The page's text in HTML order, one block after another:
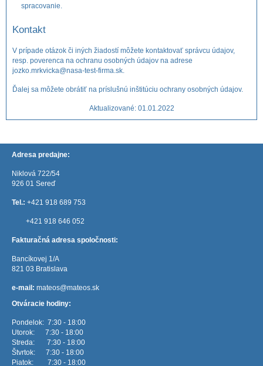
spracovanie.
Kontakt
V prípade otázok či iných žiadostí môžete kontaktovať správcu údajov,
resp. poverenca na ochranu osobných údajov na adrese
jozko.mrkvicka@nasa-test-firma.sk
Ďalej sa môžete obrátiť na príslušnú inštitúciu ochrany osobných údajov.
Aktualizované: 01.01.2022
Adresa predajne:
Niklová 722/54
926 01 Sereď
Tel.: +421 918 689 753
+421 918 646 052
Fakturačná adresa spoločnosti:
Bancíkovej 1/A
821 03 Bratislava
e-mail: mateos@mateos.sk
Otváracie hodiny:
Pondelok: 7:30 - 18:00
Utorok: 7:30 - 18:00
Streda: 7:30 - 18:00
Štvrtok: 7:30 - 18:00
Piatok: 7:30 - 18:00